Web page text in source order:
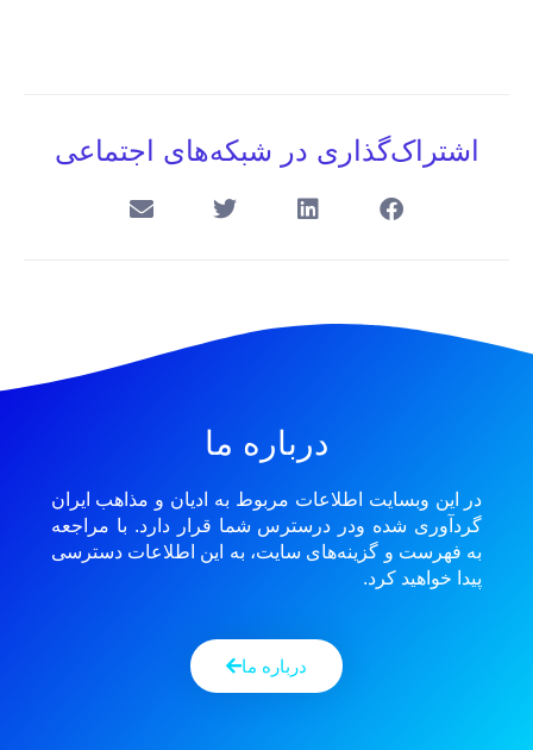
اشتراک‌گذاری در شبکه‌های اجتماعی
درباره ما
در این وبسایت اطلاعات مربوط به ادیان و مذاهب ایران
گردآوری شده ودر درسترس شما قرار دارد. با مراجعه
به فهرست و گزینه‌های سایت، به این اطلاعات دسترسی
پیدا خواهید کرد.
درباره ما